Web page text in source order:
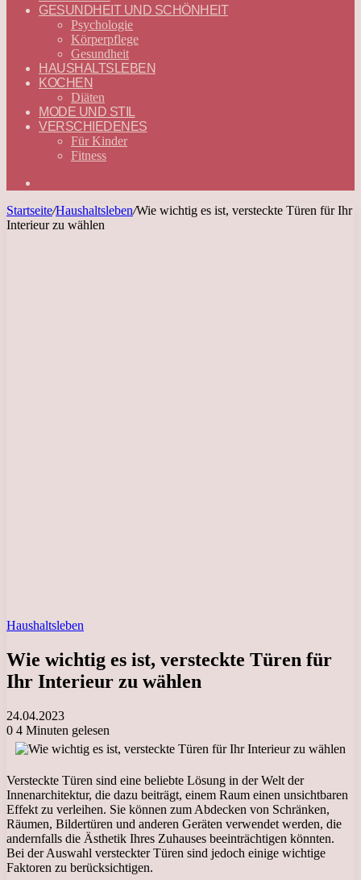
GESUNDHEIT UND SCHÖNHEIT
Psychologie
Körperpflege
Gesundheit
HAUSHALTSLEBEN
KOCHEN
Diäten
MODE UND STIL
VERSCHIEDENES
Für Kinder
Fitness
Startseite/Haushaltsleben/Wie wichtig es ist, versteckte Türen für Ihr
Interieur zu wählen
Haushaltsleben
Wie wichtig es ist, versteckte Türen für
Ihr Interieur zu wählen
24.04.2023
0 4 Minuten gelesen
Versteckte Türen sind eine beliebte Lösung in der Welt der
Innenarchitektur, die dazu beiträgt, einem Raum einen unsichtbaren
Effekt zu verleihen. Sie können zum Abdecken von Schränken,
Räumen, Bildertüren und anderen Geräten verwendet werden, die
andernfalls die Ästhetik Ihres Zuhauses beeinträchtigen könnten.
Bei der Auswahl versteckter Türen sind jedoch einige wichtige
Faktoren zu berücksichtigen.